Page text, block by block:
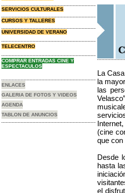
SERVICIOS CULTURALES
CURSOS Y TALLERES
UNIVERSIDAD DE VERANO
TELECENTRO
COMPRAR ENTRADAS CINE Y
ESPECTACULOS
ENLACES
GALERIA DE FOTOS Y VIDEOS
AGENDA
TABLON DE ANUNCIOS
La
la
las
(cine
que
Desde
hasta
el